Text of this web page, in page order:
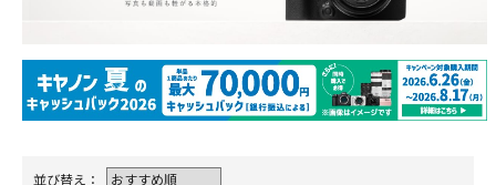
並び替え：